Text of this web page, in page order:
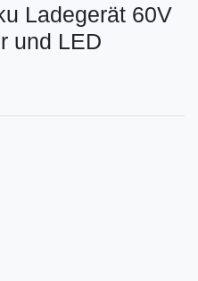
Ladegerät 60V
und LED